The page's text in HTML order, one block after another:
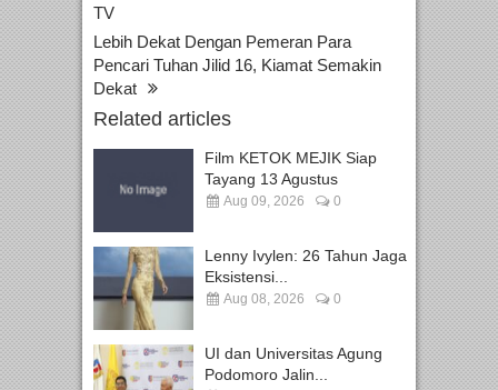
TV
Lebih Dekat Dengan Pemeran Para
Pencari Tuhan Jilid 16, Kiamat Semakin
Dekat
Related articles
Film KETOK MEJIK Siap
Tayang 13 Agustus
Aug 09, 2026 0
Lenny Ivylen: 26 Tahun Jaga
Eksistensi...
Aug 08, 2026 0
UI dan Universitas Agung
Podomoro Jalin...